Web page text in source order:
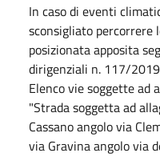
In caso di eventi
sconsigliato
posizionata apposita
dirigenziali n. 117/
Elenco vie soggette ad
"Strada soggetta ad
Cassano angolo via
via Gravina angolo via